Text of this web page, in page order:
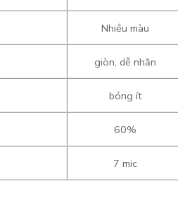
Nhiều màu
giòn, dễ nhăn
bóng ít
60%
7 mic